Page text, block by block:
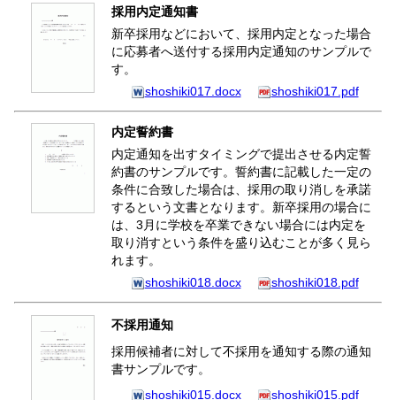
採用内定通知書
新卒採用などにおいて、採用内定となった場合
に応募者へ送付する採用内定通知のサンプルで
す。
shoshiki017.docx
shoshiki017.pdf
内定誓約書
内定通知を出すタイミングで提出させる内定誓
約書のサンプルです。誓約書に記載した一定の
条件に合致した場合は、採用の取り消しを承諾
するという文書となります。新卒採用の場合に
は、3月に学校を卒業できない場合には内定を
取り消すという条件を盛り込むことが多く見ら
れます。
shoshiki018.docx
shoshiki018.pdf
不採用通知
採用候補者に対して不採用を通知する際の通知
書サンプルです。
shoshiki015.docx
shoshiki015.pdf